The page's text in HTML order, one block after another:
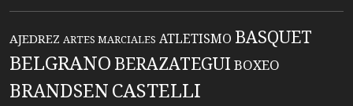
AJEDREZ ARTES MARCIALES ATLETISMO BASQUET
BELGRANO BERAZATEGUIBOXEO
BRANDSENCASTELLI